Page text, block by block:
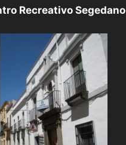
Recreativo Segedano